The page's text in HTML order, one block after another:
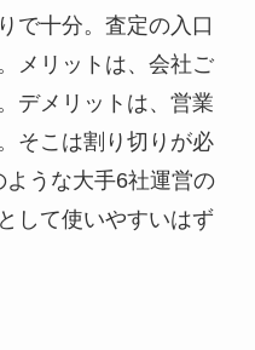
で十分。査定の入口
メリットは、会社ご
デメリットは、営業
そこは割り切りが必
うな大手6社運営の
して使いやすいはず